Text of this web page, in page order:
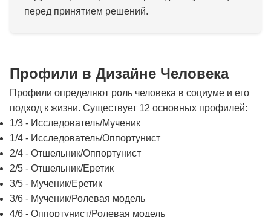
перед принятием решений.
Профили в Дизайне Человека
Профили определяют роль человека в социуме и его
подход к жизни. Существует 12 основных профилей:
1/3 - Исследователь/Мученик
1/4 - Исследователь/Оппортунист
2/4 - Отшельник/Оппортунист
2/5 - Отшельник/Еретик
3/5 - Мученик/Еретик
3/6 - Мученик/Ролевая модель
4/6 - Оппортунист/Ролевая модель